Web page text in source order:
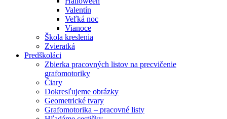
Valentín
Veľká noc
Vianoce
Škola kreslenia
Zvieratká
Predškoláci
Zbierka pracovných listov na precvičenie
grafomotoriky
Čiary
Dokresľujeme obrázky
Geometrické tvary
Grafomotorika – pracovné listy